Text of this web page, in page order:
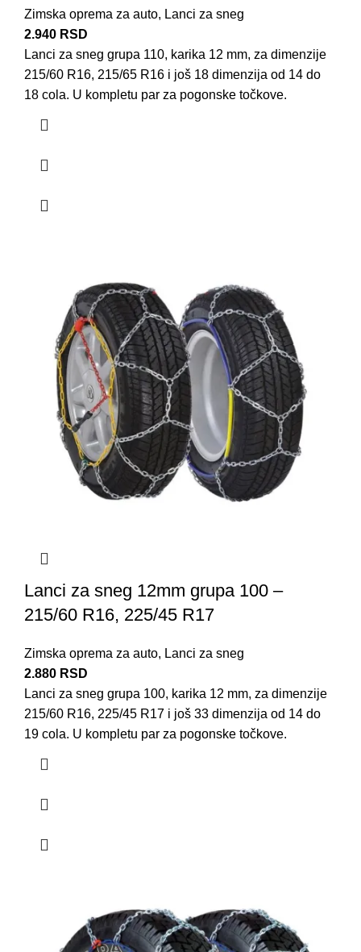
Zimska oprema za auto, Lanci za sneg
2.940 RSD
Lanci za sneg grupa 110, karika 12 mm, za dimenzije
215/60 R16, 215/65 R16 i još 18 dimenzija od 14 do
18 cola. U kompletu par za pogonske točkove.
Lanci za sneg 12mm grupa 100 –
215/60 R16, 225/45 R17
Zimska oprema za auto, Lanci za sneg
2.880 RSD
Lanci za sneg grupa 100, karika 12 mm, za dimenzije
215/60 R16, 225/45 R17 i još 33 dimenzija od 14 do
19 cola. U kompletu par za pogonske točkove.